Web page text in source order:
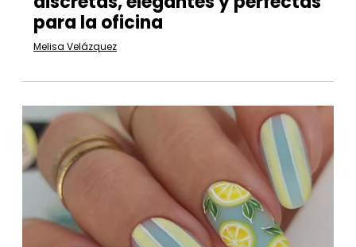
para la oficina
Melisa Velázquez